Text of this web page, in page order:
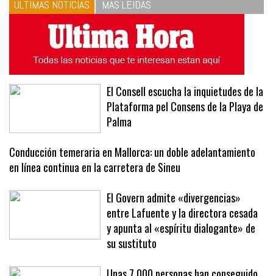
ÚLTIMAS NOTICIAS MÁS LEÍDAS
El Consell escucha la inquietudes de la
Plataforma pel Consens de la Playa de
Palma
Conducción temeraria en Mallorca: un doble adelantamiento
en línea continua en la carretera de Sineu
El Govern admite «divergencias»
entre Lafuente y la directora cesada
y apunta al «espíritu dialogante» de
su sustituto